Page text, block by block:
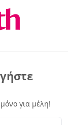
για μέλη!